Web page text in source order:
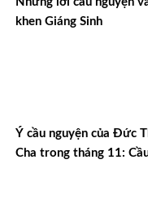
khen Giáng Sinh
Ý cầu nguyện của Đức
Cha trong tháng 11: